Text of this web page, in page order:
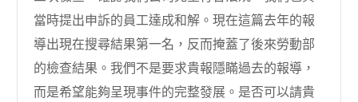
當時提出申訴的員工達成和解。現在這篇去年的報
導出現在搜尋結果第一名，反而掩蓋了後來勞動部
的檢查結果。我們不是要求貴報隱瞞過去的報導，
而是希望能夠呈現事件的完整發展。是否可以請貴